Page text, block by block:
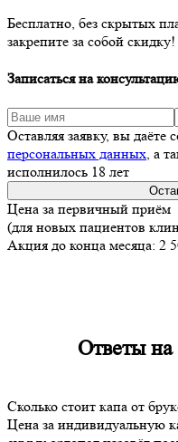
Бесплатно, без скрытых
закрепите за собой скидку!
Записаться на
Оставляя заявку, вы даёте
персональных данных, а
исполнилось 18 лет
Цена за первичный приём
(для новых пациентов
Акция до конца месяца: 2
Ответы на
Сколько стоит капа от
Цена за индивидуальную